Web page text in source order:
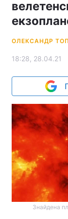
ОЛЕКСАНДР
18:28, 28.04.21
Знайдена